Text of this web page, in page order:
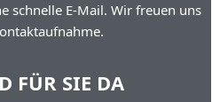
schnelle E-Mail. Wir freuen uns
FÜR SIE DA